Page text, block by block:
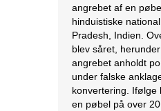
angrebet af en
hinduistiske
Pradesh, Indien.
blev såret,
angrebet anholdt
under falske
konvertering. Ifølge
en pøbel på over